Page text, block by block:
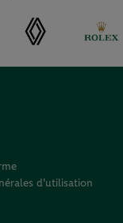
d'utilisation